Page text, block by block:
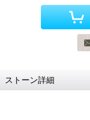
ストーン詳細